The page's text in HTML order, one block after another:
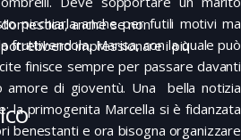
picchiarla anche per futili motivi ma
fruttivendola, Marisa, con la quale può
finisce sempre per passare davanti
amore di gioventù. Una bella notizia
la primogenita Marcella si è fidanzata
benestanti e ora bisogna organizzare
anche se non
impressionare i più